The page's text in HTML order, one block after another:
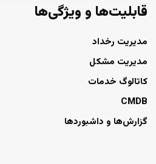
قابلیت‌ها و ویژگی‌ها
مدیریت رخداد
مدیریت مشکل
کاتالوگ خدمات
CMDB
گزارش‌ها و داشبوردها